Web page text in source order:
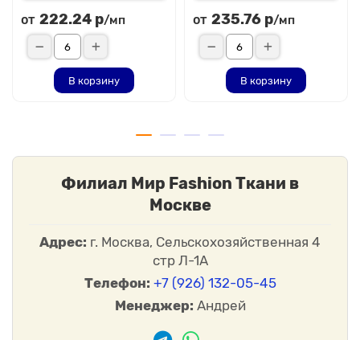
от 222.24 р/мп
В корзину
от 235.76 р/мп
В корзину
Филиал Мир Fashion Ткани в
Москве
Адрес: г. Москва, Сельскохозяйственная 4
стр Л-1А
Телефон: +7 (926) 132-05-45
Менеджер: Андрей